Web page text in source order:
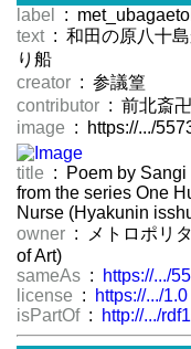
label
:
text : 和田の原八十
り船
creator : 参議篁
contributor : 前北斎
image : https://.../
title : Poem by Sangi
from the series One
Nurse (Hyakunin
owner : メトロポリ
of Art)
sameAs :
https://.../
license :
https://.../1.0
isPartOf : http://.../